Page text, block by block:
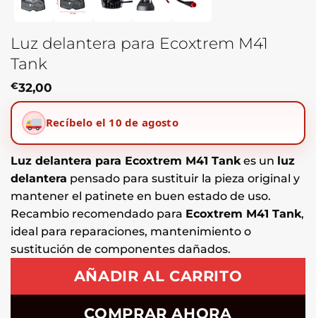
Luz delantera para Ecoxtrem M41
Tank
€32,00
Recíbelo el 10 de agosto
Luz delantera para Ecoxtrem M41 Tankes un luz
delantera pensado para sustituir la pieza original y
mantener el patinete en buen estado de uso.
Recambio recomendado para Ecoxtrem M41 Tank,
ideal para reparaciones, mantenimiento o
sustitución de componentes dañados.
AÑADIR AL CARRITO
COMPRAR AHORA